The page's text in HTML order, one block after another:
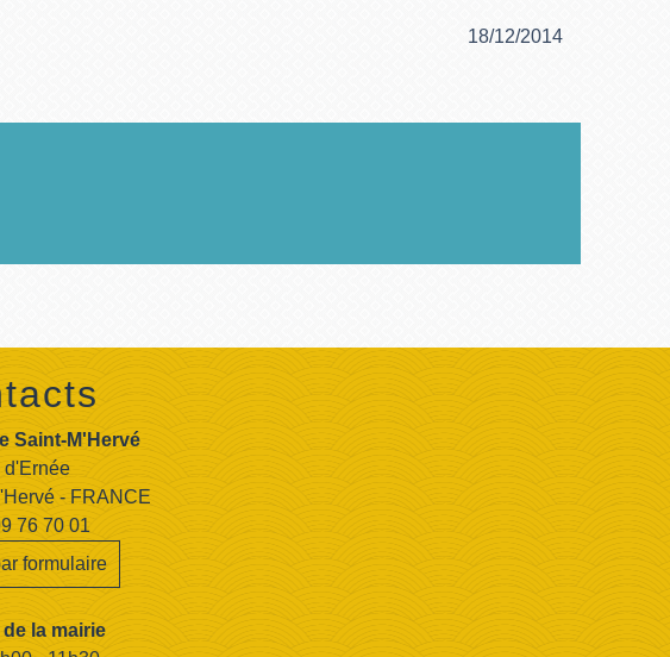
18/12/2014
Saint-M'Hervé
d'Ernée
- FRANCE
76 70 01
formulaire
la mairie